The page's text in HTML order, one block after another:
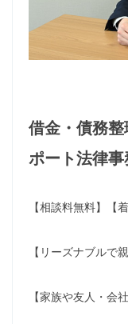
借金・債務
ポート法律事
【相談料無料】【
【リーズナブルで
【家族や友人・会